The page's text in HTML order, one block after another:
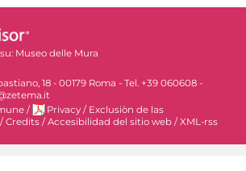
Museo delle Mura
18 - 00179 Roma - Tel. +39 060608 -
/ Privacy / Exclusiòn de las
/Credits /Accesibilidad del sitio web /XML-rss